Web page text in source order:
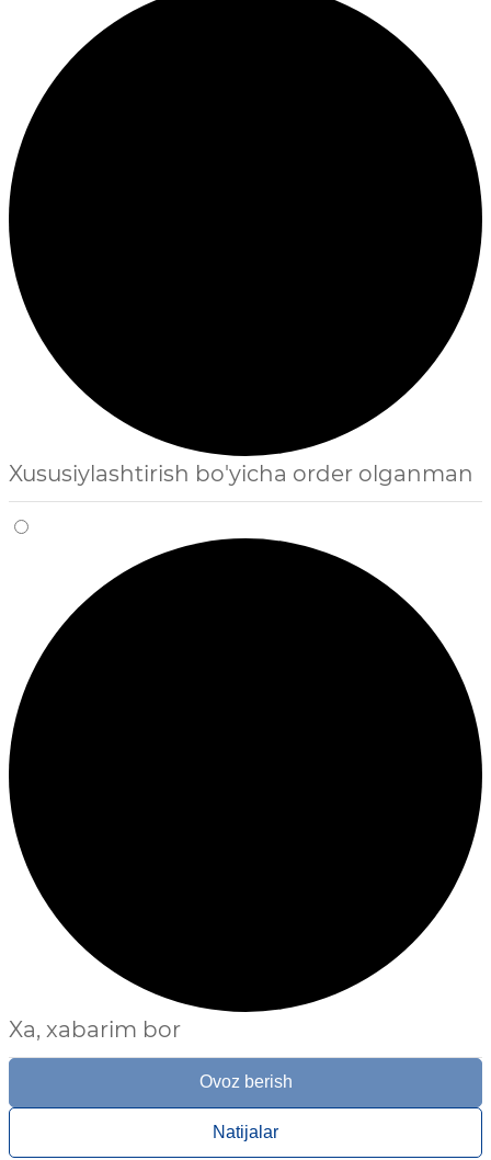
Xususiylashtirish bo'yicha order olganman
Xa, xabarim bor
Ovoz berish
Natijalar